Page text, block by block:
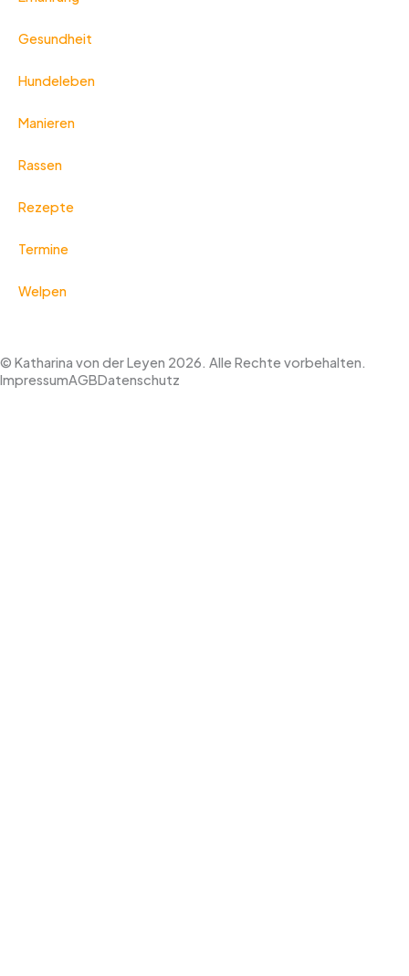
Gesundheit
Hundeleben
Manieren
Rassen
Rezepte
Termine
Welpen
© Katharina von der Leyen 2026. Alle Rechte vorbehalten.
ImpressumAGBDatenschutz